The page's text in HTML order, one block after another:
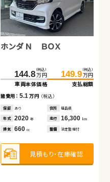
ホンダ Ｎ ＢＯＸ
144.8 （税込）
万円
車両本体価格
149.9 （税込）
万円
支払総額
諸費用： 5.1 万円 （税込）
保証 あり 住所 福島県
年式 2020年 走行 16,300 km
排気 660cc 整備 法定整備付
見積もり・在庫確認
スバル フォレスター
334.8 （税込）
万円
車両本体価格
342.0 （税込）
万円
支払総額
諸費用： 7.2 万円 （税込）
保証 あり 住所 福島県
年式 2024年 走行 9,000km
排気 1,800 整備 法定整備付
見積もり・在庫確認
ホンダ フィット ハイブリ
158.0 （税込）
万円
車両本体価格
171.0 （税込）
万円
支払総額
諸費用： 13.0万円（税込）
保証 あり 住所 山梨県
年式 2020年 走行 45,600 km
排気 1,500 整備 法定整備付
見積もり・在庫確認